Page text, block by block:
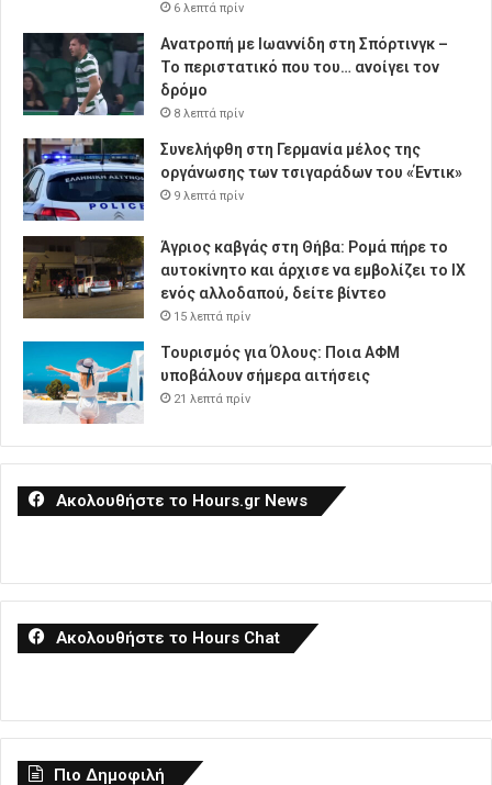
6 λεπτά πρίν
Ανατροπή με Ιωαννίδη στη Σπόρτινγκ –
Το περιστατικό που του… ανοίγει τον
δρόμο
8 λεπτά πρίν
Συνελήφθη στη Γερμανία μέλος της
οργάνωσης των τσιγαράδων του «Έντικ»
9 λεπτά πρίν
Άγριος καβγάς στη Θήβα: Ρομά πήρε το
αυτοκίνητο και άρχισε να εμβολίζει το ΙΧ
ενός αλλοδαπού, δείτε βίντεο
15 λεπτά πρίν
Τουρισμός για Όλους: Ποια ΑΦΜ
υποβάλουν σήμερα αιτήσεις
21 λεπτά πρίν
Ακολουθήστε το Hours.gr News
Ακολουθήστε το Hours Chat
Πιο Δημοφιλή